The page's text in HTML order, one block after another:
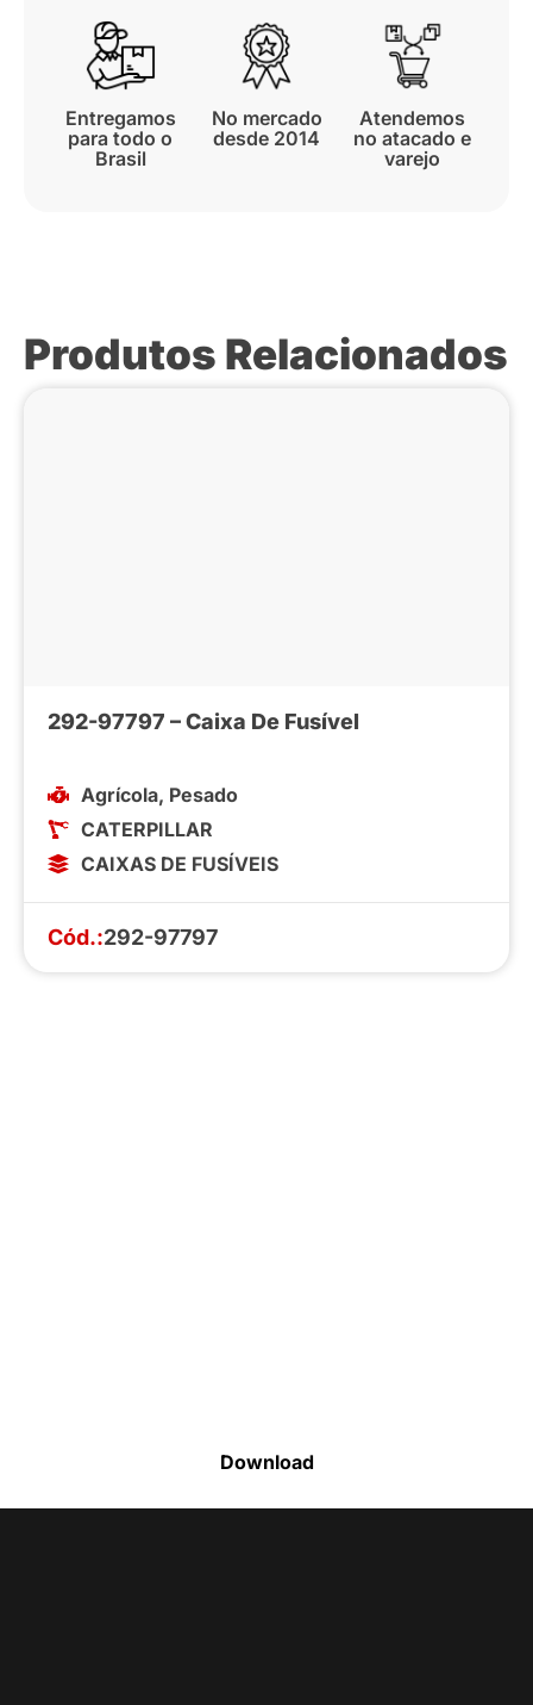
Entregamos
para todo o
Brasil
No mercado
desde 2014
Atendemos
no atacado e
varejo
Produtos Relacionados
292-97797 – Caixa De Fusível
Agrícola, Pesado
CATERPILLAR
CAIXAS DE FUSÍVEIS
Cód.:292-97797
Download